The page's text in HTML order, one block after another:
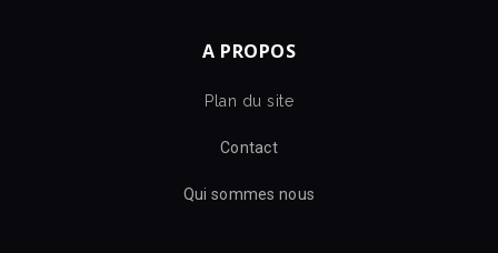
A PROPOS
Plan du site
Contact
Qui sommes nous